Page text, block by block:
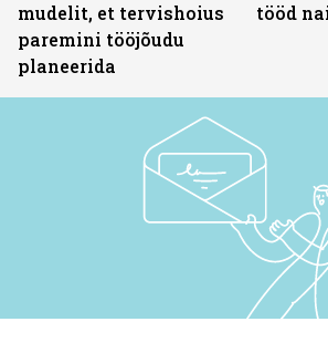
mudelit, et tervishoius
paremini tööjõudu
planeerida
tööd